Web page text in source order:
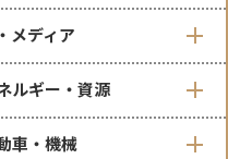
メディア
ルギー・資源
車・機械